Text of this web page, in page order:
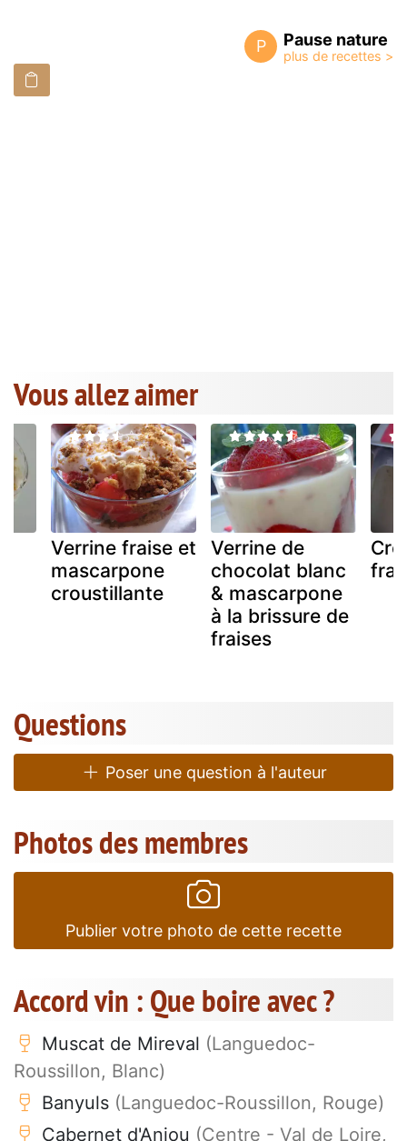
P Pause nature
Vous allez aimer
Verrine fraise et
mascarpone
croustillante
Verrine de
chocolat blanc
& mascarpone
à la brissure de
fraises
Questions
Poser une question à l'auteur
Photos des membres
Publier votre photo de cette recette
Accord vin : Que boire avec ?
Muscat de Mireval (Languedoc-
Roussillon, Blanc)
Banyuls (Languedoc-Roussillon, Rouge)
Cabernet d'Anjou (Centre - Val de Loire,